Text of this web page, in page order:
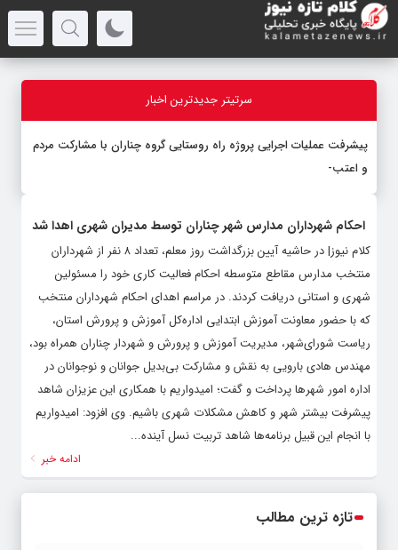
سرتیتر جدیدترین اخبار
پیشرفت عملیات اجرایی پروژه راه روستایی گروه چناران با مشارکت مردم
و اعتبارات
احکام شهرداران مدارس شهر چناران توسط مدیران شهری اهدا شد
کلام نیوز| در حاشیه آیین بزرگداشت روز معلم، تعداد ۸ نفر از شهرداران
منتخب مدارس مقاطع متوسطه احکام فعالیت کاری خود را مسئولین
شهری و استانی دریافت کردند. در مراسم اهدای احکام شهرداران منتخب
که با حضور معاونت آموزش ابتدایی اداره‌کل آموزش و پرورش استان،
ریاست شورای‌شهر، مدیریت آموزش و پرورش و شهردار چناران همراه بود،
مهندس هادی بارویی به نقش و مشارکت بی‌بدیل جوانان و نوجوانان در
اداره امور شهرها پرداخت و گفت؛ امیدواریم با همکاری این عزیزان شاهد
پیشرفت بیشتر شهر و کاهش مشکلات شهری باشیم. وی افزود: امیدواریم
با انجام این قبیل برنامه‌ها شاهد تربیت نسل آینده...
ادامه خبر
تازه ترین مطالب